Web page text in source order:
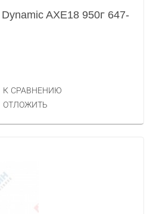
AXE18 950г 647-
К СРАВНЕНИЮ
ОТЛОЖИТЬ